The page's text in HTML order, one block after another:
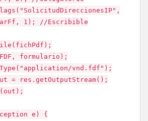
1); //Escribible
formulario);
vnd.fdf");
= res.getOutputStream();
e) {